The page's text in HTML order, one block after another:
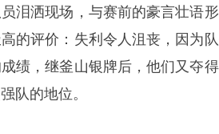
泪洒现场，与赛前的豪言壮语
的评价：失利令人沮丧，因为
绩，继釜山银牌后，他们又夺
队的地位。